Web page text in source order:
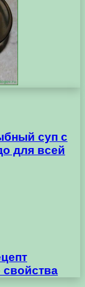
суп с
для всей
свойства